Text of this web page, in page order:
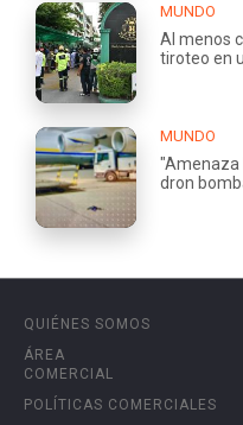
MUNDO
Al menos
tiroteo en
MUNDO
"Amenaza
dron
QUIÉNES SOMOS
ÁREA
COMERCIAL
POLÍTICAS COMERCIALES